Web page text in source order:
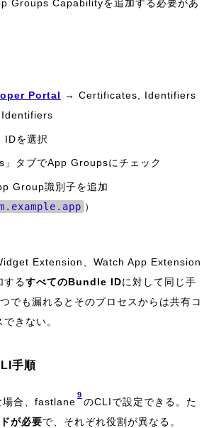
Groups Capabilityを追加する必要があ
Portal → Certificates, Identifiers
IDを選択
」タブでApp Groupsにチェック
Group識別子を追加
）
Extension、Watch App Extension
するすべてのBundle IDに対して同じ手
でも漏れるとそのプロセスからは共有コ
きない。
手順
場合、fastlane
9
のCLIで設定できる。た
が必要で、それぞれ役割が異なる。